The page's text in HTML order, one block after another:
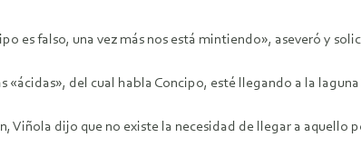
es falso, una vez más nos está mintiendo», aseveró y
«ácidas», del cual habla Concipo, esté llegando a la
Viñola dijo que no existe la necesidad de llegar a aquello